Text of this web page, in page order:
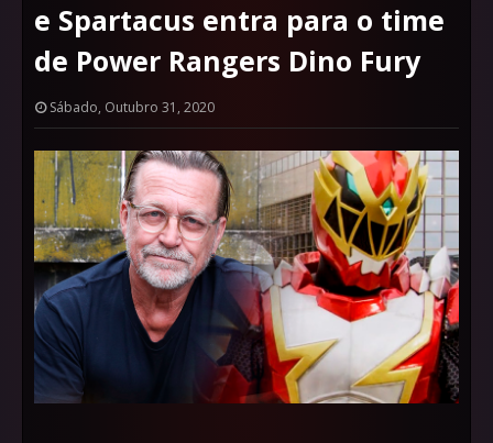
e Spartacus entra para o time
de Power Rangers Dino Fury
Sábado, Outubro 31, 2020